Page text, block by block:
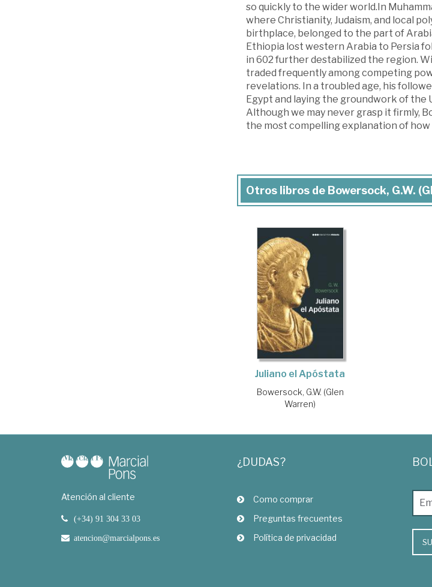
so quickly to the wider world.In
where Christianity, Judaism, and local
birthplace, belonged to the part of
Ethiopia lost western Arabia to Persia
in 602 further destabilized the region.
traded frequently among competing
revelations. In a troubled age, his
Egypt and laying the groundwork of the
Although we may never grasp it firmly,
the most compelling explanation of
Otros libros de Bowersock, G.W.
Juliano el Apóstata
Bowersock, G.W. (Glen
Warren)
Atención al cliente
(+34) 91 304 33 03
atencion@marcialpons.es
¿DUDAS?
Como comprar
Preguntas frecuentes
Política de privacidad